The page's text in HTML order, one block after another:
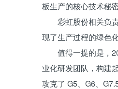
板生产的核心技术秘
彩虹股份相关负
现了生产过程的绿色
值得一提的是，
业化研发团队，构建
攻克了 G5、G6、